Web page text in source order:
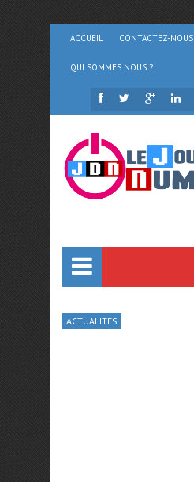
ACCUEIL CONTACTEZ-NOUS
QUI SOMMES NOUS ?
ACTUALITÉS